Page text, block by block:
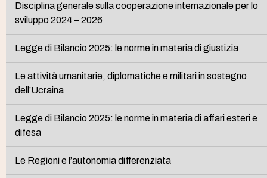
Disciplina generale sulla cooperazione internazionale per lo
sviluppo 2024 – 2026
Legge di Bilancio 2025: le norme in materia di giustizia
Le attività umanitarie, diplomatiche e militari in sostegno
dell’Ucraina
Legge di Bilancio 2025: le norme in materia di affari esteri e
difesa
Le Regioni e l’autonomia differenziata